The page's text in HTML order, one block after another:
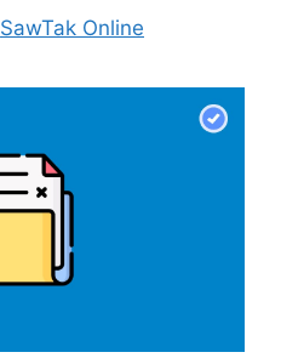
SawTak Online